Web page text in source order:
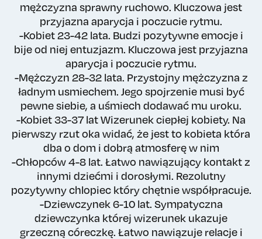
mężczyzna sprawny ruchowo. Kluczowa jest
przyjazna aparycja i poczucie rytmu.
-Kobiet 23-42 lata. Budzi pozytywne emocje i
bije od niej entuzjazm. Kluczowa jest przyjazna
aparycja i poczucie rytmu.
-Mężczyzn 28-32 lata. Przystojny mężczyzna z
ładnym usmiechem. Jego spojrzenie musi być
pewne siebie, a uśmiech dodawać mu uroku.
-Kobiet 33-37 lat Wizerunek ciepłej kobiety. Na
pierwszy rzut oka widać, że jest to kobieta która
dba o dom i dobrą atmosferę w nim
-Chłopców 4-8 lat. Łatwo nawiązujący kontakt z
innymi dziećmi i dorosłymi. Rezolutny
pozytywny chlopiec który chętnie współpracuje.
-Dziewczynek 6-10 lat. Sympatyczna
dziewczynka której wizerunek ukazuje
grzeczną córeczkę. Łatwo nawiązuje relacje i